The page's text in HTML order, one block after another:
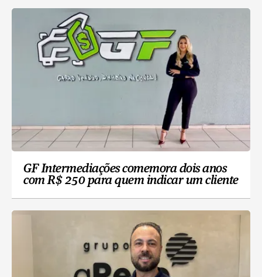
GF Intermediações comemora dois anos
com R$ 250 para quem indicar um cliente